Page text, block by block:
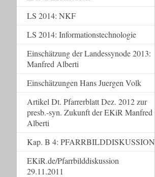
LS 2014: NKF
LS 2014: Informationstechnologie
Einschätzung der Landessynode 2013:
Manfred Alberti
Einschätzungen Hans Juergen Volk
Artikel Dt. Pfarrerblatt Dez. 2012 zur
presb.-syn. Zukunft der EKiR Manfred
Alberti
Kap. B 4: PFARRBILDDISKUSSION
EKiR.de/Pfarrbilddiskussion
29.11.2011